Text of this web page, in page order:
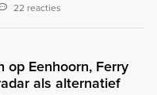
22 reacties
op Eenhoorn, Ferry
als alternatief